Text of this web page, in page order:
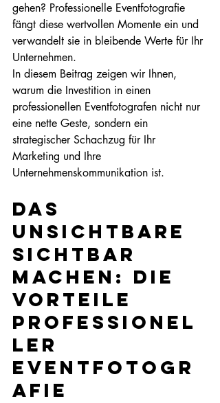
gehen? Professionelle Eventfotografie
fängt diese wertvollen Momente ein und
verwandelt sie in bleibende Werte für Ihr
Unternehmen.
In diesem Beitrag zeigen wir Ihnen,
warum die Investition in einen
professionellen Eventfotografen nicht nur
eine nette Geste, sondern ein
strategischer Schachzug für Ihr
Marketing und Ihre
Unternehmenskommunikation ist.
Das
Unsichtbare
sichtbar
machen: Die
Vorteile
professionel
ler
Eventfotogr
afie